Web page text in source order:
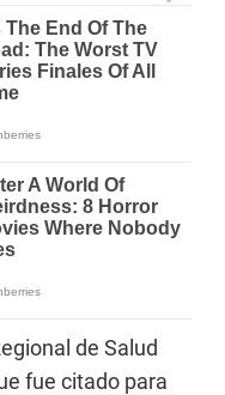
de Salud
fue citado para